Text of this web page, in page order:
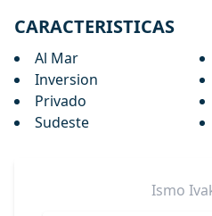
CARACTERISTICAS
Al Mar
Inversion
Privado
Sudeste
Ismo